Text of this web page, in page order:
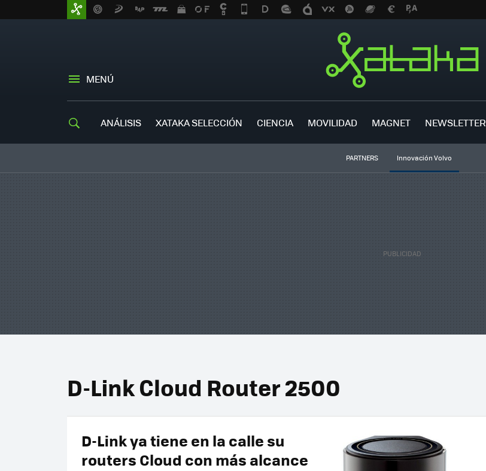
MENÚ
ANÁLISIS XATAKA SELECCIÓN CIENCIA MOVILIDAD MAGNET NEWSLETTER
PARTNERS Innovación Volvo
D-Link Cloud Router 2500
D-Link ya tiene en la calle su
routers Cloud con más alcance